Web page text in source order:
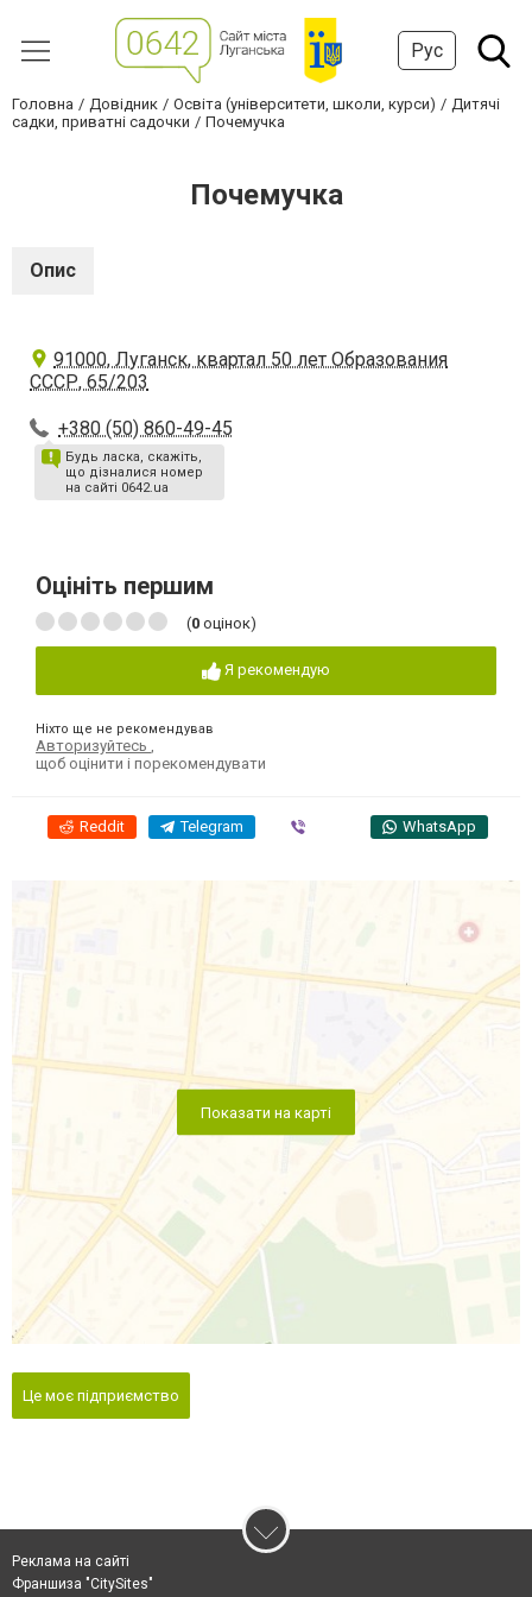
Рус
Головна Довідник Освіта (університети, школи, курси)
Дитячі
садки, приватні садочки
Почемучка
Почемучка
Опис
91000, Луганск, квартал 50 лет Образования
СССР, 65/203
+380 (50) 860-49-45
Будь ласка, скажіть,
що дізналися номер
на сайті 0642.ua
Оцініть першим
(0 оцінок)
Я рекомендую
Ніхто ще не рекомендував
Авторизуйтесь
щоб оцінити і порекомендувати
Reddit Telegram WhatsApp
Показати на карті
Це моє підприємство
Реклама на сайті
Франшиза "CitySites"